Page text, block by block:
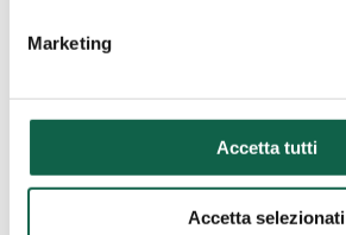
Marketing
Accetta tutti
Accetta selezionati
SCREENING
CARDIOVASCOLARE